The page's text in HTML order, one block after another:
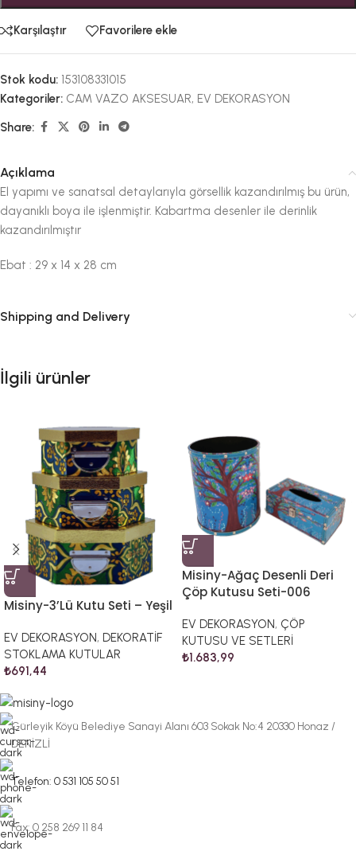
Karşılaştır Favorilere ekle
Stok kodu: 153108331015
Kategoriler: CAM VAZO AKSESUAR, EV DEKORASYON
Share:
Açıklama
El yapımı ve sanatsal detaylarıyla görsellik kazandırılmış bu ürün,
dayanıklı boya ile işlenmiştir. Kabartma desenler ile derinlik
kazandırılmıştır
Ebat : 29 x 14 x 28 cm
Shipping and Delivery
İlgili ürünler
Misiny-3’Lü Kutu Seti – Yeşil
EV DEKORASYON, DEKORATİF
STOKLAMA KUTULAR
₺691,44
Misiny-Ağaç Desenli Deri
Çöp Kutusu Seti-006
EV DEKORASYON, ÇÖP
KUTUSU VE SETLERİ
₺1.683,99
Gürleyik Köyü Belediye Sanayi Alanı 603 Sokak No:4 20330 Honaz /
DENİZLİ
Telefon: 0 531 105 50 51
Fax: 0 258 269 11 84